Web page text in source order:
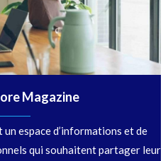
Magazine
espace d’informations et de
qui souhaitent partager leur